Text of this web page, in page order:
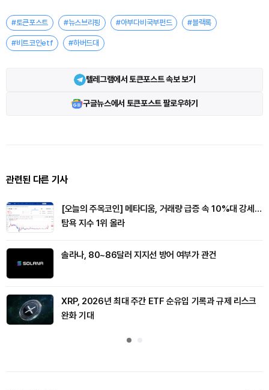
#토큰포스트 #뉴스브리핑 #아부다비국부펀드 #블랙록
#비트코인etf #하버드대
텔레그램에서 토큰포스트 속보 보기
구글뉴스에서 토큰포스트 팔로우하기
관련된 다른 기사
[오늘의 주목코인] 메타디움, 거래량 급증 속 10%대 강세…
탐욕 지수 1위 올라
솔라나, 80~86달러 지지선 방어 여부가 관건
XRP, 2026년 최대 주간 ETF 순유입 기록과 규제 리스크
완화 기대